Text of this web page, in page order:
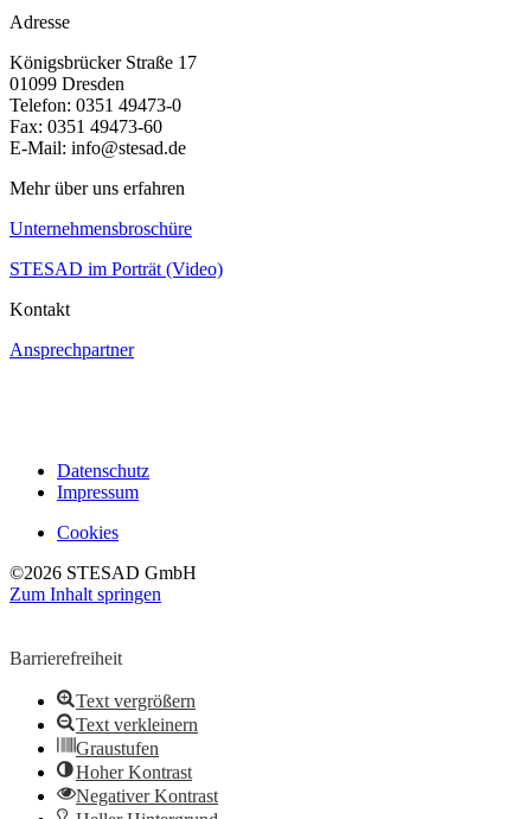
Adresse
Königsbrücker Straße 17
01099 Dresden
Telefon: 0351 49473-0
Fax: 0351 49473-60
E-Mail: info@stesad.de
Mehr über uns erfahren
Unternehmensbroschüre
STESAD im Porträt (Video)
Kontakt
Ansprechpartner
Datenschutz
Impressum
Cookies
©2026 STESAD GmbH
Zum Inhalt springen
Barrierefreiheit
Text vergrößern
Text verkleinern
Graustufen
Hoher Kontrast
Negativer Kontrast